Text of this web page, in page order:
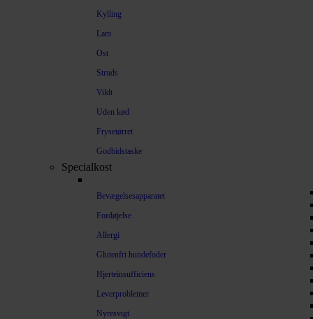
Kylling
Lam
Ost
Struds
Vildt
Uden kød
Frysetørret
Godbidstaske
Specialkost
Bevægelsesapparatet
Fordøjelse
Allergi
Glutenfri hundefoder
Hjerteinsufficiens
Leverproblemer
Nyresvigt